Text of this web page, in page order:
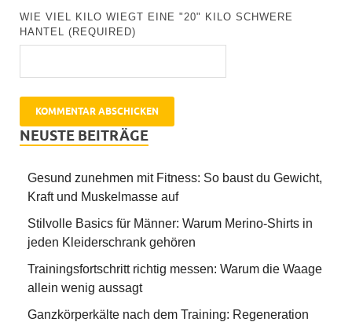
WIE VIEL KILO WIEGT EINE "20" KILO SCHWERE
HANTEL (REQUIRED)
NEUSTE BEITRÄGE
Gesund zunehmen mit Fitness: So baust du Gewicht,
Kraft und Muskelmasse auf
Stilvolle Basics für Männer: Warum Merino-Shirts in
jeden Kleiderschrank gehören
Trainingsfortschritt richtig messen: Warum die Waage
allein wenig aussagt
Ganzkörperkälte nach dem Training: Regeneration